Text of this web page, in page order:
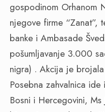
gospodinom Orhanom
njegove firme “Zanat”,
banke i Ambasade
pošumljavanje 3.000
nigra) . Akcija je
Posebna zahvalnica
Bosni i Hercegovini,